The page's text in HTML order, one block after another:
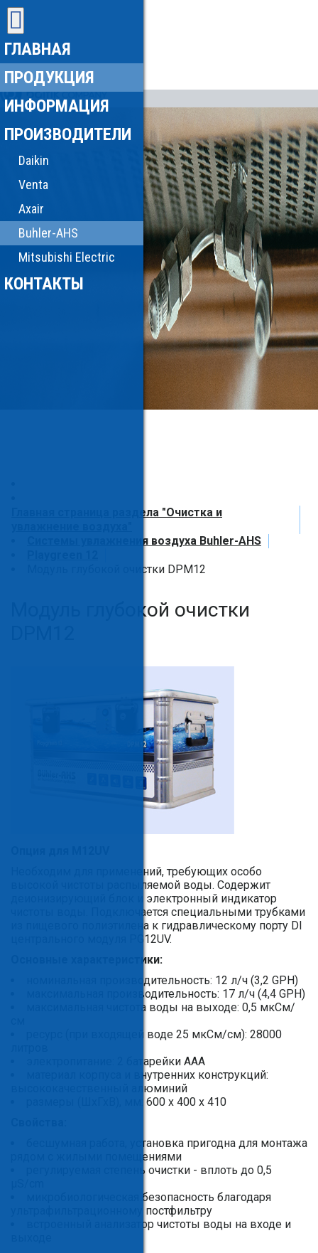
ГЛАВНАЯ
ПРОДУКЦИЯ
ИНФОРМАЦИЯ
ПРОИЗВОДИТЕЛИ
Daikin
Venta
Axair
Buhler-AHS
Mitsubishi Electric
КОНТАКТЫ
Главная страница раздела "Очистка и
Системы увлажнения воздуха Buhler-AHS
Модуль глубокой очистки DPM12
Модуль глубокой очистки
Необходим для применений, требующих особо
высокой чистоты распыляемой воды. Содержит
деионизирующий блок и электронный индикатор
чистоты воды. Подключается специальными трубками
из пищевого полиэтилена к гидравлическому порту DI
центрального модуля PG12UV.
Основные характеристики:
номинальная производительность: 12 л/ч (3,2 GPH)
максимальная производительность: 17 л/ч (4,4 GPH)
максимальная чистота воды на выходе: 0,5 мкСм/
ресурс (при входящей воде 25 мкСм/см): 28000
электропитание: 2 батарейки AAA
материал корпуса и внутренних конструкций:
высококачественный алюминий
размеры (ШхГхВ), мм: 600 х 400 х 410
бесшумная работа, установка пригодна для монтажа
рядом с жилыми помещениями
регулируемая степень очистки - вплоть до 0,5
микробиологическая безопасность благодаря
ультрафильтрационному постфильтру
встроенный анализатор чистоты воды на входе и